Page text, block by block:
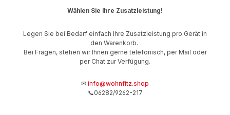
Wählen Sie Ihre Zusatzleistung!
Legen Sie bei Bedarf einfach Ihre Zusatzleistung pro Gerät in
den Warenkorb.
Bei Fragen, stehen wir Ihnen gerne telefonisch, per Mail oder
per Chat zur Verfügung.
✉ info@wohnfitz.shop
📞06282/9262-217